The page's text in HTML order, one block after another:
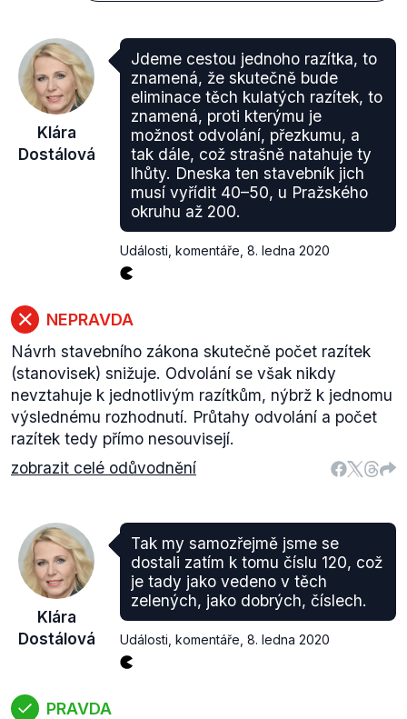
Klára
Dostálová
Jdeme cestou jednoho razítka, to
znamená, že skutečně bude
eliminace těch kulatých razítek, to
znamená, proti kterýmu je
možnost odvolání, přezkumu, a
tak dále, což strašně natahuje ty
lhůty. Dneska ten stavebník jich
musí vyřídit 40–50, u Pražského
okruhu až 200.
Události, komentáře 8. ledna 2020
NEPRAVDA
Návrh stavebního zákona skutečně počet razítek
(stanovisek) snižuje. Odvolání se však nikdy
nevztahuje k jednotlivým razítkům, nýbrž k jednomu
výslednému rozhodnutí. Průtahy odvolání a počet
razítek tedy přímo nesouvisejí.
zobrazit celé odůvodnění
Klára
Dostálová
Tak my samozřejmě jsme se
dostali zatím k tomu číslu 120, což
je tady jako vedeno v těch
zelených, jako dobrých, číslech.
Události, komentáře 8. ledna 2020
PRAVDA